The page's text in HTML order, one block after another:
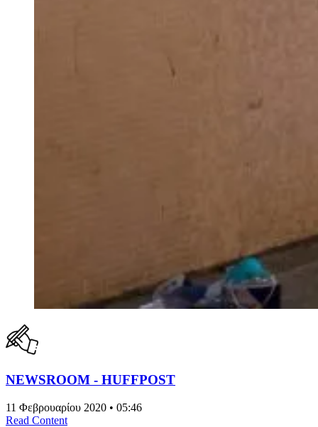
NEWSROOM - HUFFPOST
11 Φεβρουαρίου 2020 • 05:46
Read Content